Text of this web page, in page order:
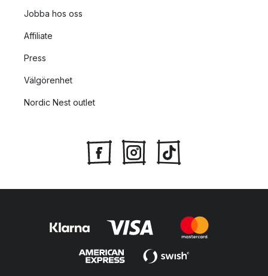
Jobba hos oss
Affiliate
Press
Välgörenhet
Nordic Nest outlet